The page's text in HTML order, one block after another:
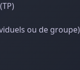
ou de groupe)